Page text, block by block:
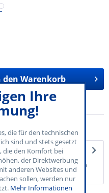
den Warenkorb
5 Marken pro Blatt, einzeln
Ihre
die für den technischen
sind und stets gesetzt
die den Komfort bei
der Direktwerbung
anderen Websites und
sollen, werden nur
Mehr Informationen